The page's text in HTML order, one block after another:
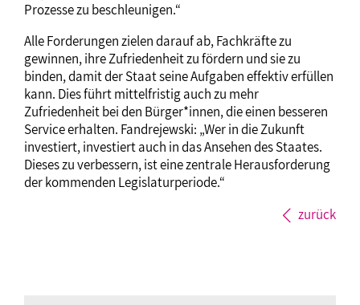
Prozesse zu beschleunigen.“
Alle Forderungen zielen darauf ab, Fachkräfte zu
gewinnen, ihre Zufriedenheit zu fördern und sie zu
binden, damit der Staat seine Aufgaben effektiv erfüllen
kann. Dies führt mittelfristig auch zu mehr
Zufriedenheit bei den Bürger*innen, die einen besseren
Service erhalten. Fandrejewski: „Wer in die Zukunft
investiert, investiert auch in das Ansehen des Staates.
Dieses zu verbessern, ist eine zentrale Herausforderung
der kommenden Legislaturperiode.“
zurück